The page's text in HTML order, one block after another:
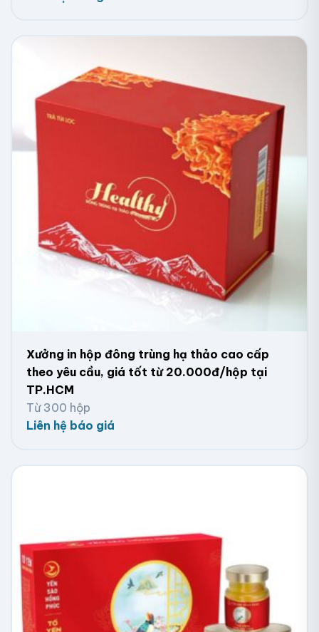
nắp gắn nam châm, giúp đóng mở dễ dàng và chắc
dạng và bảo quản sản phẩm lâu hơn. Hộp giấy nắp âm
dương gồm hai phần: thân hộp và nắp hộp.
Thân hộp chứa khuôn đựng, cố định đồng hồ để tránh
di chuyển hoặc va đập. Nắp hộp che phủ và bảo vệ
đồng hồ khỏi bụi bẩn, va chạm, và ánh nắng. Nắp hộp
cũng có thể được trang trí với họa tiết hoặc logo, tạo
sự độc đáo và cá tính cho sản phẩm
Hộp giấy đựng đồng hồ cao cấp
Xưởng in hộp đông trùng hạ thảo cao cấp
theo yêu cầu, giá tốt từ 20.000đ/hộp tại
TP.HCM
Từ 300 hộp
Liên hệ báo giá